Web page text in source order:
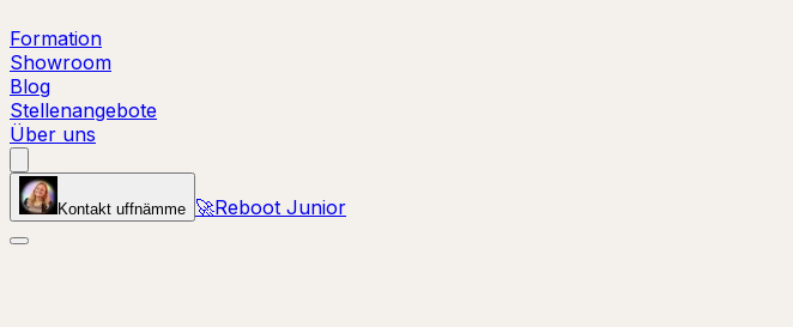
Formation
Showroom
Blog
Stellenangebote
Über uns
Kontakt uffnämme 🚀Reboot Junior